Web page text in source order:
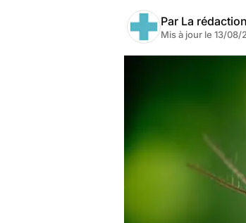
Par La
Mis à jour le 13/08/